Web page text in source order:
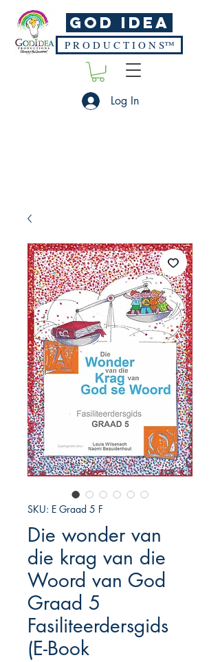
God Idea
P R O D U C T I O N S™
Log In
SKU: E Graad 5 F
Die wonder van
die krag van die
Woord van God
Graad 5
Fasiliteerdersgids
(E-Book